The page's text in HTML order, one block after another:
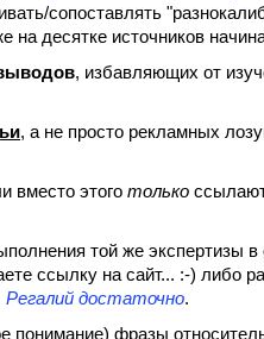
сопоставлять
десятке источников
, избавляющих от
, а не просто рекламных
вместо этого только
той же экспертизы в
ссылку на сайт... :-) либо
Регалий достаточно.
понимание) фразы